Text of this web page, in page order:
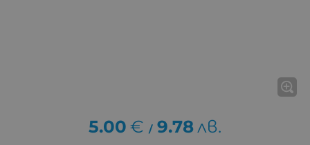
5.00 € / 9.78лв.